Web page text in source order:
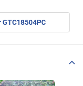
GTC18504PC